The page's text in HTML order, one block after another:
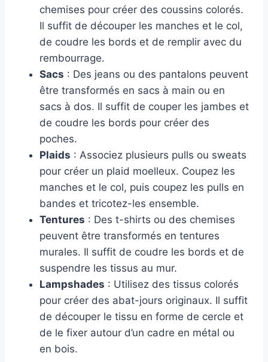
chemises pour créer des coussins colorés.
Il suffit de découper les manches et le col,
de coudre les bords et de remplir avec du
rembourrage.
Sacs : Des jeans ou des pantalons peuvent
être transformés en sacs à main ou en
sacs à dos. Il suffit de couper les jambes et
de coudre les bords pour créer des
poches.
Plaids : Associez plusieurs pulls ou sweats
pour créer un plaid moelleux. Coupez les
manches et le col, puis coupez les pulls en
bandes et tricotez-les ensemble.
Tentures : Des t-shirts ou des chemises
peuvent être transformés en tentures
murales. Il suffit de coudre les bords et de
suspendre les tissus au mur.
Lampshades : Utilisez des tissus colorés
pour créer des abat-jours originaux. Il suffit
de découper le tissu en forme de cercle et
de le fixer autour d’un cadre en métal ou
en bois.